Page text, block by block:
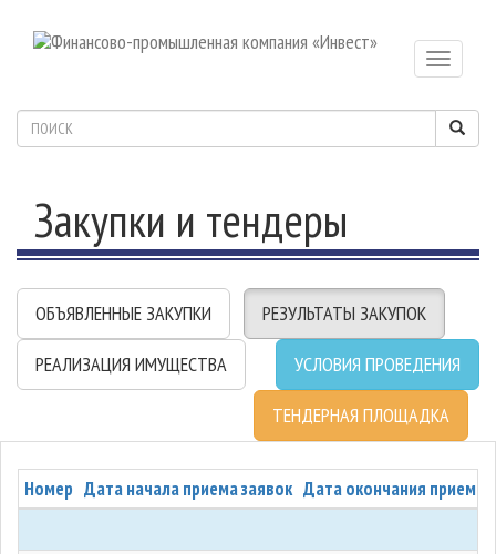
Toggle
navigation
Закупки и тендеры
ОБЪЯВЛЕННЫЕ ЗАКУПКИ
РЕЗУЛЬТАТЫ ЗАКУПОК
РЕАЛИЗАЦИЯ ИМУЩЕСТВА
УСЛОВИЯ ПРОВЕДЕНИЯ
ТЕНДЕРНАЯ ПЛОЩАДКА
Номер Дата начала приема заявок Дата окончания приема